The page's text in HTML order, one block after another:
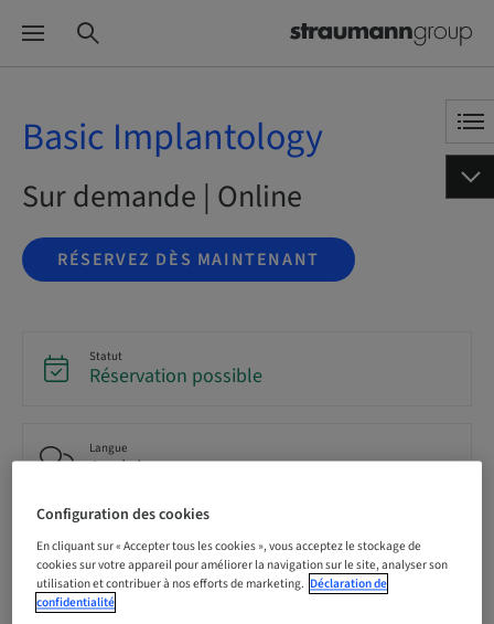
Basic Implantology
Sur demande | Online
RÉSERVEZ DÈS MAINTENANT
Statut
Réservation possible
Langue
Anglais
Points
0.00 Points
Configuration des cookies
En cliquant sur « Accepter tous les cookies », vous acceptez le stockage de
cookies sur votre appareil pour améliorer la navigation sur le site, analyser son
utilisation et contribuer à nos efforts de marketing. Déclaration de
confidentialité